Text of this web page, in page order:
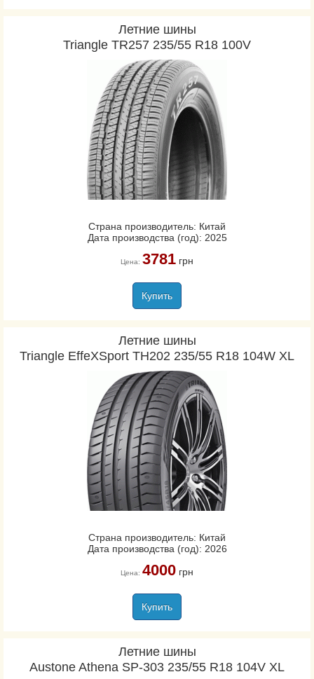
Летние шины
Triangle TR257 235/55 R18 100V
Страна производитель: Китай
Дата производства (год): 2025
Цена: 3781грн
Купить
Летние шины
Triangle EffeXSport TH202 235/55 R18 104W XL
Страна производитель: Китай
Дата производства (год): 2026
Цена: 4000грн
Купить
Летние шины
Austone Athena SP-303 235/55 R18 104V XL